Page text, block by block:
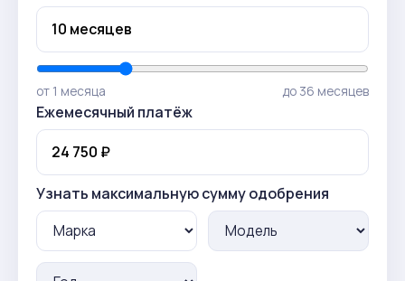
от 1 месяца до 36 месяцев
Ежемесячный платёж
Узнать максимальную сумму одобрения